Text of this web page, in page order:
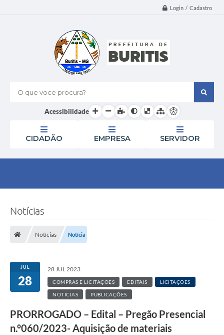
Login / Cadastro
O que voce procura?
Acessibilidade
CIDADÃO EMPRESA SERVIDOR
Notícias
Notícias Notícia
JUL
28
28 JUL 2023
COMPRAS E LICITAÇÕES EDITAIS LICITAÇÕES
NOTICIAS PUBLICAÇÕES
PRORROGADO – Edital – Pregão Presencial
n.°060/2023- Aquisição de materiais